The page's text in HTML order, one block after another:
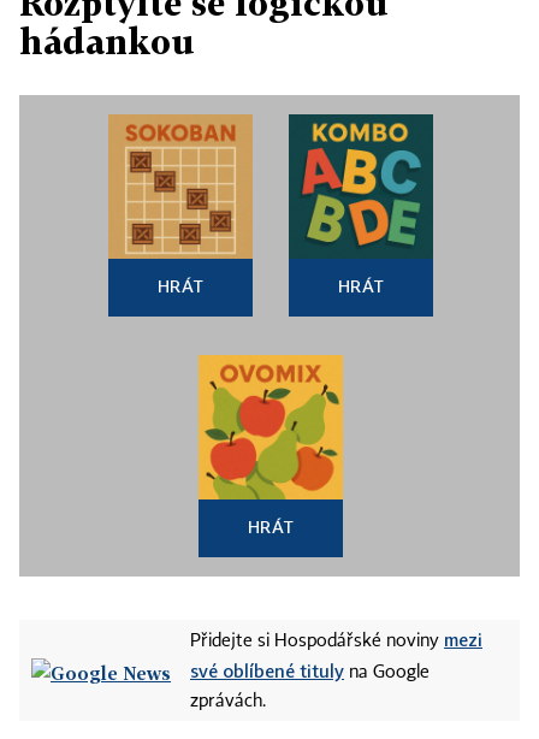
hádankou
HRÁT HRÁT
HRÁT
Přidejte si Hospodářské noviny mezi
své oblíbené tituly na Google
zprávách.